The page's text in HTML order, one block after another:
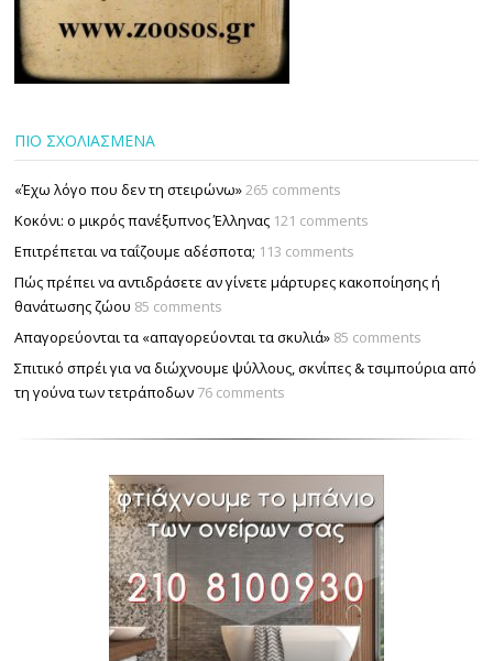
ΠΙΟ ΣΧΟΛΙΑΣΜΕΝΑ
«Έχω λόγο που δεν τη στειρώνω» 265 comments
Κοκόνι: ο μικρός πανέξυπνος Έλληνας 121 comments
Επιτρέπεται να ταΐζουµε αδέσποτα; 113 comments
Πώς πρέπει να αντιδράσετε αν γίνετε μάρτυρες κακοποίησης ή
θανάτωσης ζώου 85 comments
Απαγορεύονται τα «απαγορεύονται τα σκυλιά» 85 comments
Σπιτικό σπρέι για να διώχνουμε ψύλλους, σκνίπες & τσιμπούρια από
τη γούνα των τετράποδων 76 comments